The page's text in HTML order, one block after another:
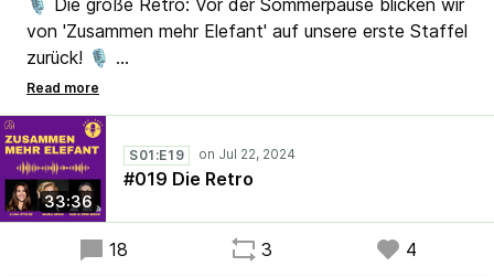
🎙️ Die große Retro: Vor der Sommerpause blicken wir
von 'Zusammen mehr Elefant' auf unsere erste Staffel
zurück! 🎙️
Erfahre, wie uns unser Podcast-Projekt verändert
hat. Welche Folgen waren unsere Favoriten und gibt
es eine zweite Staffel? Höre "Zusammen mehr
Elefant" auf dem Podcast-Anbieter deiner Wahl.
Jeden zweiten Dienstag! #Podcast #Scrum #Lean
#SystemischeOrganisationsentwicklung
33:36
S01:E19
#019 Die Retro
18 3 4